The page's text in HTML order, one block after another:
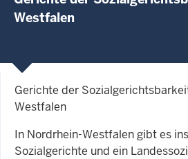
Westfalen
Gerichte der
Westfalen
In Nordrhein-Westfalen gibt es
Sozialgerichte und ein